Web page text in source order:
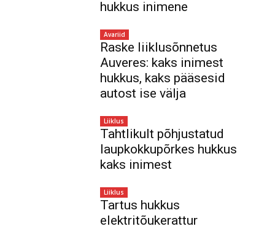
hukkus inimene
Avariid
Raske liiklusõnnetus
Auveres: kaks inimest
hukkus, kaks pääsesid
autost ise välja
Liiklus
Tahtlikult põhjustatud
laupkokkupõrkes hukkus
kaks inimest
Liiklus
Tartus hukkus
elektritõukerattur